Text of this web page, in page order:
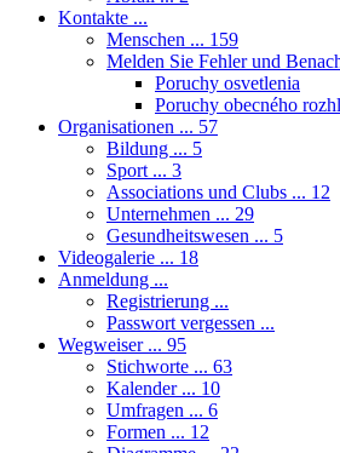
Kontakte ...
Menschen ... 159
Melden Sie Fehler und
Poruchy osvetlenia
Poruchy obecného
Organisationen ... 57
Bildung ... 5
Sport ... 3
Associations und Clubs ... 12
Unternehmen ... 29
Gesundheitswesen ... 5
Videogalerie ... 18
Anmeldung ...
Registrierung ...
Passwort vergessen ...
Wegweiser ... 95
Stichworte ... 63
Kalender ... 10
Umfragen ... 6
Formen ... 12